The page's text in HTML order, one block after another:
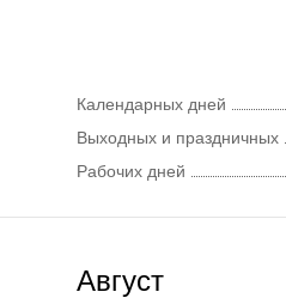
Календарных дней
Выходных и праздничных
Рабочих дней
Август